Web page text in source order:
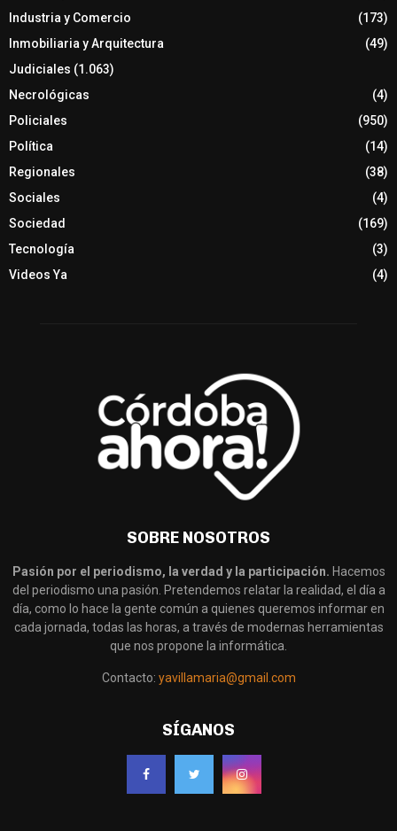
Industria y Comercio
(173)
Inmobiliaria y Arquitectura
(49)
Judiciales (1.063)
Necrológicas
(4)
Policiales
(950)
Política
(14)
Regionales
(38)
Sociales
(4)
Sociedad
(169)
Tecnología
(3)
Videos Ya
(4)
SOBRE NOSOTROS
Pasión por el periodismo, la verdad y la participación. Hacemos
del periodismo una pasión. Pretendemos relatar la realidad, el día a
día, como lo hace la gente común a quienes queremos informar en
cada jornada, todas las horas, a través de modernas herramientas
que nos propone la informática.
Contacto: yavillamaria@gmail.com
SÍGANOS